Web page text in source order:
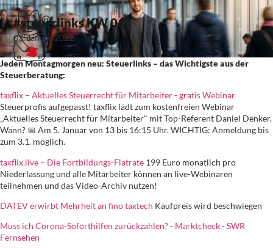
#steuerlinks KW 01
03. Januar 2022
Jeden Montagmorgen neu: Steuerlinks – das Wichtigste aus der
Steuerberatung:
taxflix – Aktuelles Steuerrecht für Mitarbeiter - gratis Webinar
Steuerprofis aufgepasst! taxflix lädt zum kostenfreien Webinar
„Aktuelles Steuerrecht für Mitarbeiter" mit Top-Referent Daniel Denker.
Wann? 📅 Am 5. Januar von 13 bis 16:15 Uhr. WICHTIG: Anmeldung bis
zum 3.1. möglich.
taxflix.live – Die Fortbildungs-Flatrate 199 Euro monatlich pro
Niederlassung und alle Mitarbeiter können an live-Webinaren
teilnehmen und das Video-Archiv nutzen!
DATEV erwirbt Mehrheit an fino taxtech Kaufpreis wird beschwiegen
Muss ich Corona-Soforthilfen zurückzahlen? - Marktcheck - SWR
Fernsehen